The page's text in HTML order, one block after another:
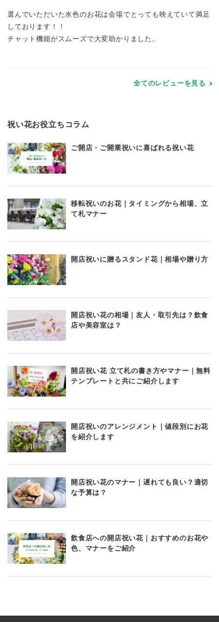
選んでいただいた水色のお花は会場でとっても映えていて満足
しております！！
チャット機能がスムーズで大変助かりました。
全てのレビューを見る
祝い花お役立ちコラム
ご開店・ご開業祝いに喜ばれる祝い花
移転祝いのお花｜タイミングから相場、立
て札マナー
開店祝いに贈るスタンド花｜相場や贈り方
開店祝い花の相場｜友人・取引先は？飲食
店や美容室は？
開店祝い花 立て札の書き方やマナー｜無料
テンプレートと共にご紹介します
開店祝いのアレンジメント｜値段別にお花
を紹介します
開店祝い花のマナー｜遅れても良い？適切
な予算は？
飲食店への開店祝い花｜おすすめのお花や
色、マナーをご紹介